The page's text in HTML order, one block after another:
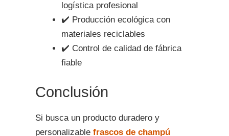
logística profesional
✔️ Producción ecológica con
materiales reciclables
✔️ Control de calidad de fábrica
fiable
Conclusión
Si busca un producto duradero y
personalizable frascos de champú